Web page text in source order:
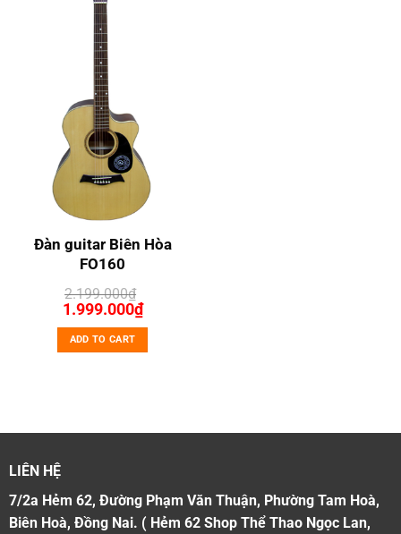
Đàn guitar Biên Hòa
FO160
2.199.000₫
Original
price
was:
2.199.000₫.
1.999.000₫Current
price
1.999.000₫.
ADD TO CART
LIÊN HỆ
7/2a Hẻm 62, Đường Phạm Văn Thuận, Phường Tam Hoà,
Biên Hoà, Đồng Nai. ( Hẻm 62 Shop Thể Thao Ngọc Lan,